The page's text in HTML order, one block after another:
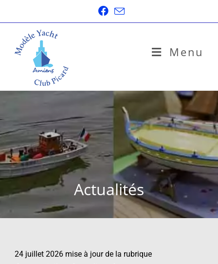
Menu
Actualités
24 juillet 2026 mise à jour de la rubrique